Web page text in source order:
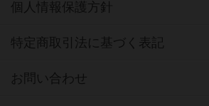
個人情報保護方針
特定商取引法に基づく表記
お問い合わせ